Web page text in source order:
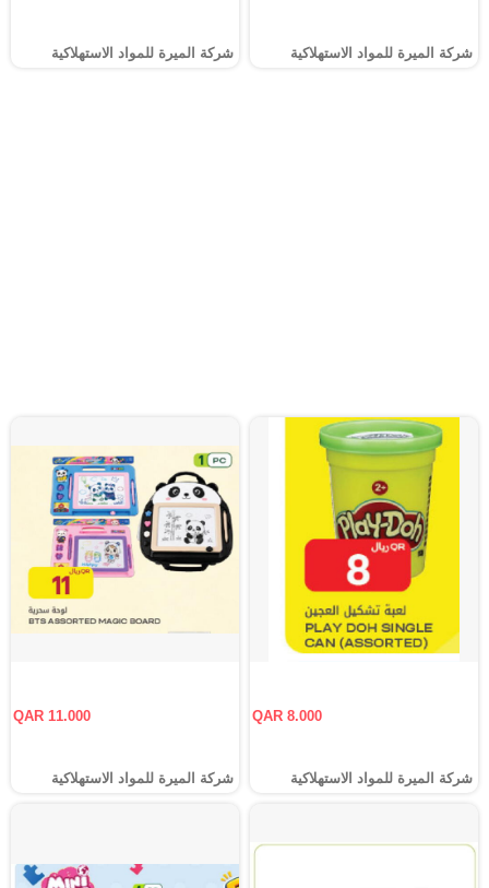
شركة الميرة للمواد الاستهلاكية شركة الميرة للمواد الاستهلاكية
QAR 8.000
شركة الميرة للمواد الاستهلاكية
QAR 11.000
شركة الميرة للمواد الاستهلاكية